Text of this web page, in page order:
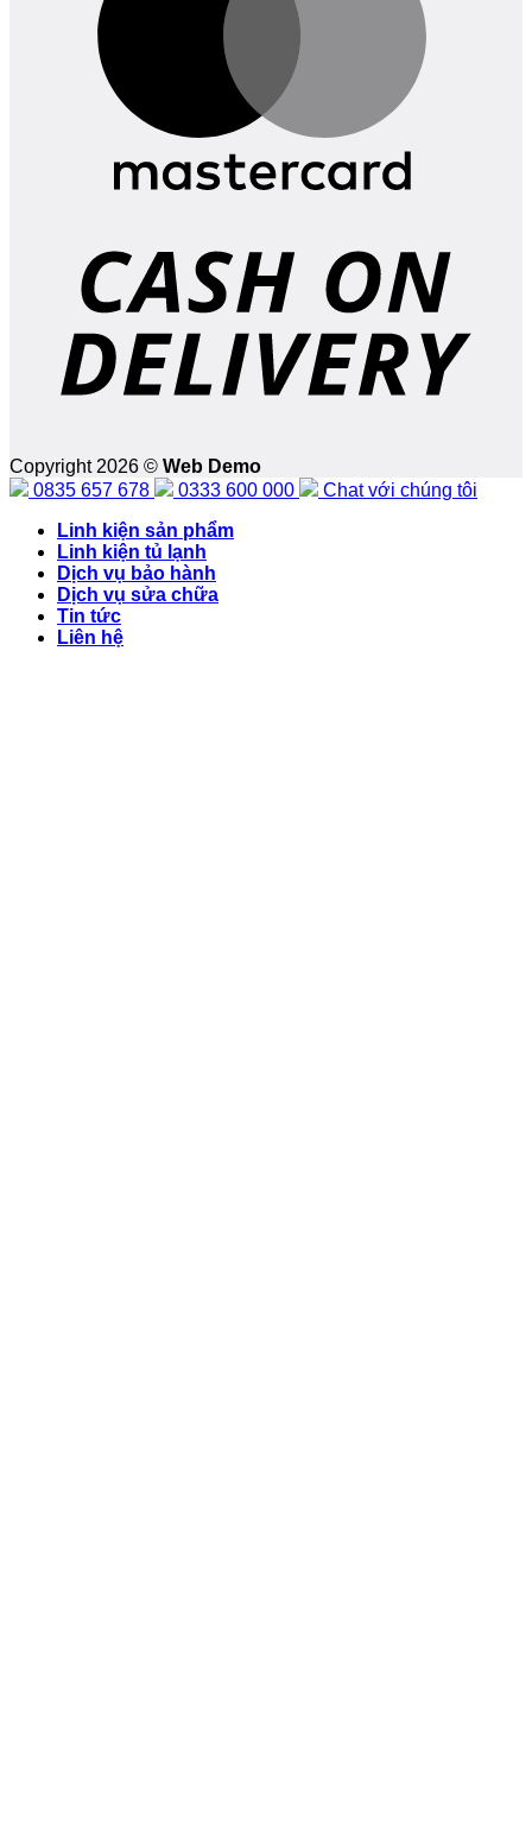
Copyright 2026 © Web Demo
0835 657 678
0333 600 000
Chat với chúng tôi
Linh kiện sản phẩm
Linh kiện tủ lạnh
Dịch vụ bảo hành
Dịch vụ sửa chữa
Tin tức
Liên hệ